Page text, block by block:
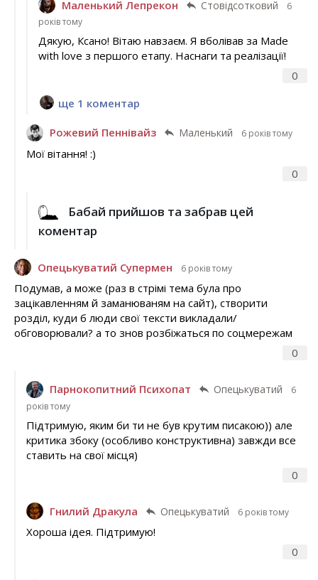
Маленький Лепрекон Стовідсотковий
6
років тому
0
Дякую, Ксано! Вітаю навзаєм. Я вболівав за Made
with love з першого етапу. Наснаги та реалізації!
ще 1 коментар
Рожевий Пеннівайз Маленький 6 років тому
0
Мої вітання! :)
Бабай прийшов та забрав цей
коментар
Опецькуватий Супермен 6 років тому
0
Подумав, а може (раз в стрімі тема була про
зацікавленням й заманюваням на сайт), створити
розділ, куди б люди свої тексти викладали/
обговорювали? а то знов розбіжаться по соцмережам
Парнокопитний Психопат Опецькуватий
6
років тому
0
Підтримую, яким би ти не був крутим писакою)) але
критика збоку (особливо конструктивна) завжди все
ставить на свої місця)
Гнилий Дракула Опецькуватий 6 років тому
0
Хороша ідея. Підтримую!